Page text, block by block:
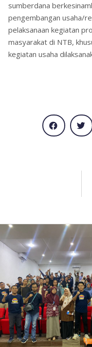
sumberdana
pengembangan usaha/
pelaksanaan kegiatan
masyarakat di NTB,
kegiatan usaha